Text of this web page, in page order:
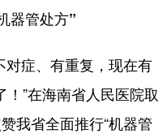
器管处方”
症、有重复，现在有
！”在海南省人民医院取
我省全面推行“机器管